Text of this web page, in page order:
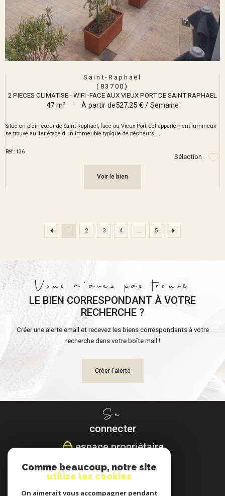
Saint-Raphaël
(83700)
2 PIECES CLIMATISE - WIFI -FACE AUX VIEUX PORT DE SAINT RAPHAEL
47 m² - À partir de527,25 € / Semaine
Situé en plein cœur de Saint-Raphaël, face au Vieux-Port, cet appartement lumineux
se trouve au 1er étage d’un immeuble typique de pêcheurs....
Réf : 136
Sélection
Voir le bien
1 2 3 4 ... 5
Vous n'avez pas trouvé
LE BIEN CORRESPONDANT À VOTRE
RECHERCHE ?
Créer une alerte email et recevez les biens correspondants à votre
recherche dans votre boîte mail !
Créer l'alerte
Se
connecter
espace propriétaire
Nous
Comme beaucoup, notre site
utilise les cookies
On aimerait vous accompagner pendant